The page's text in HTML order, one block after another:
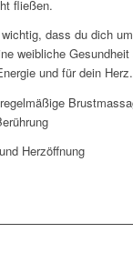
fließen.
dass du dich
weibliche
und für dein Herz.